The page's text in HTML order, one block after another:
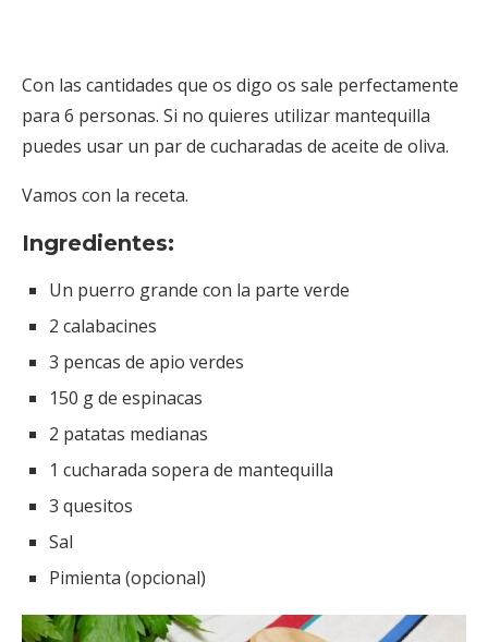
Con las cantidades que os digo os sale perfectamente
para 6 personas. Si no quieres utilizar mantequilla
puedes usar un par de cucharadas de aceite de oliva.
Vamos con la receta.
Ingredientes:
Un puerro grande con la parte verde
2 calabacines
3 pencas de apio verdes
150 g de espinacas
2 patatas medianas
1 cucharada sopera de mantequilla
3 quesitos
Sal
Pimienta (opcional)